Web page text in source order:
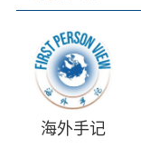
海外手记